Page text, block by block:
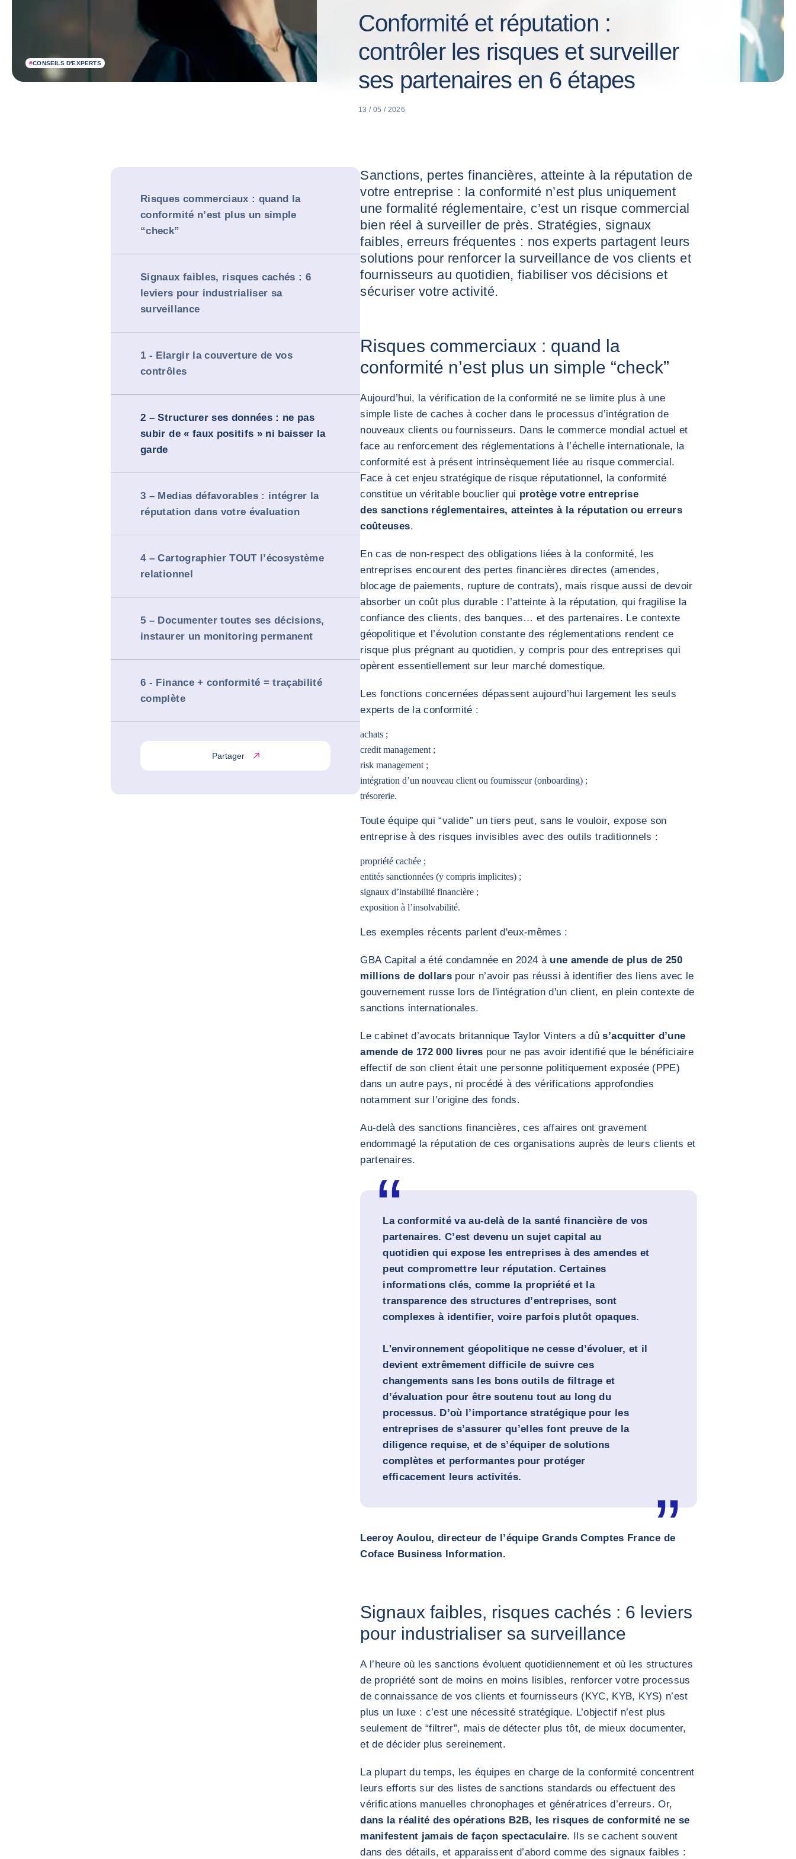
#CONSEILS D'EXPERTS
Conformité et réputation :
contrôler les risques et surveiller
ses partenaires en 6 étapes
13 / 05 / 2026
Risques commerciaux : quand la
conformité n’est plus un simple
“check”
Signaux faibles, risques cachés : 6
leviers pour industrialiser sa
surveillance
1 - Elargir la couverture de vos
contrôles
2 – Structurer ses données : ne pas
subir de « faux positifs » ni baisser la
garde
3 – Medias défavorables : intégrer la
réputation dans votre évaluation
4 – Cartographier TOUT l’écosystème
relationnel
5 – Documenter toutes ses décisions,
instaurer un monitoring permanent
6 - Finance + conformité = traçabilité
complète
Partager
Sanctions, pertes financières, atteinte à la réputation de
votre entreprise : la conformité n’est plus uniquement
une formalité réglementaire, c’est un risque commercial
bien réel à surveiller de près. Stratégies, signaux
faibles, erreurs fréquentes : nos experts partagent leurs
solutions pour renforcer la surveillance de vos clients et
fournisseurs au quotidien, fiabiliser vos décisions et
sécuriser votre activité.
Risques commerciaux : quand la
conformité n’est plus un simple “check”
Aujourd’hui, la vérification de la conformité ne se limite plus à une
simple liste de caches à cocher dans le processus d’intégration de
nouveaux clients ou fournisseurs. Dans le commerce mondial actuel et
face au renforcement des réglementations à l’échelle internationale, la
conformité est à présent intrinsèquement liée au risque commercial.
Face à cet enjeu stratégique de risque réputationnel, la conformité
constitue un véritable bouclier qui protège votre entreprise
des sanctions réglementaires, atteintes à la réputation ou erreurs
coûteuses.
En cas de non-respect des obligations liées à la conformité, les
entreprises encourent des pertes financières directes (amendes,
blocage de paiements, rupture de contrats), mais risque aussi de devoir
absorber un coût plus durable : l’atteinte à la réputation, qui fragilise la
confiance des clients, des banques… et des partenaires. Le contexte
géopolitique et l’évolution constante des réglementations rendent ce
risque plus prégnant au quotidien, y compris pour des entreprises qui
opèrent essentiellement sur leur marché domestique.
Les fonctions concernées dépassent aujourd’hui largement les seuls
experts de la conformité :
achats ;
credit management ;
risk management ;
intégration d’un nouveau client ou fournisseur (onboarding) ;
trésorerie.
Toute équipe qui “valide” un tiers peut, sans le vouloir, expose son
entreprise à des risques invisibles avec des outils traditionnels :
propriété cachée ;
entités sanctionnées (y compris implicites) ;
signaux d’instabilité financière ;
exposition à l’insolvabilité.
Les exemples récents parlent d'eux-mêmes :
GBA Capital a été condamnée en 2024 à une amende de plus de 250
millions de dollarspour n’avoir pas réussi à identifier des liens avec le
gouvernement russe lors de l'intégration d'un client, en plein contexte de
sanctions internationales.
Le cabinet d’avocats britannique Taylor Vinters a dûs’acquitter d’une
amende de 172 000 livres pour ne pas avoir identifié que le bénéficiaire
effectif de son client était une personne politiquement exposée (PPE)
dans un autre pays, ni procédé à des vérifications approfondies
notamment sur l’origine des fonds.
Au-delà des sanctions financières, ces affaires ont gravement
endommagé la réputation de ces organisations auprès de leurs clients et
partenaires.
La conformité va au-delà de la santé financière de vos
partenaires. C’est devenu un sujet capital au
quotidien qui expose les entreprises à des amendes et
peut compromettre leur réputation. Certaines
informations clés, comme la propriété et la
transparence des structures d’entreprises, sont
complexes à identifier, voire parfois plutôt opaques.
L'environnement géopolitique ne cesse d’évoluer, et il
devient extrêmement difficile de suivre ces
changements sans les bons outils de filtrage et
d’évaluation pour être soutenu tout au long du
processus. D’où l’importance stratégique pour les
entreprises de s’assurer qu’elles font preuve de la
diligence requise, et de s’équiper de solutions
complètes et performantes pour protéger
efficacement leurs activités.
Leeroy Aoulou, directeur de l’équipe Grands Comptes France de
Coface Business Information.
Signaux faibles, risques cachés : 6 leviers
pour industrialiser sa surveillance
A l’heure où les sanctions évoluent quotidiennement et où les structures
de propriété sont de moins en moins lisibles, renforcer votre processus
de connaissance de vos clients et fournisseurs (KYC, KYB, KYS) n’est
plus un luxe : c’est une nécessité stratégique. L’objectif n’est plus
seulement de “filtrer”, mais de détecter plus tôt, de mieux documenter,
et de décider plus sereinement.
La plupart du temps, les équipes en charge de la conformité concentrent
leurs efforts sur des listes de sanctions standards ou effectuent des
vérifications manuelles chronophages et génératrices d’erreurs. Or,
dans la réalité des opérations B2B, les risques de conformité ne se
manifestent jamais de façon spectaculaire. Ils se cachent souvent
dans des détails, et apparaissent d’abord comme des signaux faibles :